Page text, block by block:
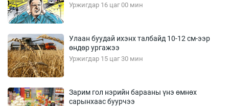
Уржигдар 16 цаг 00 мин
Улаан буудай ихэнх талбайд 10-12 см-ээр
өндөр ургажээ
Уржигдар 15 цаг 30 мин
Зарим гол нэрийн барааны үнэ өмнөх
сарынхаас буурчээ